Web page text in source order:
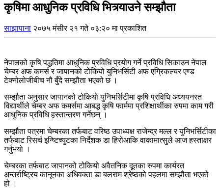
कृषिमा आधुनिक प्रविधि भित्र्याउने सम्झौता
साझापाना २०७५ मंसीर २१ गते ०३:२० मा प्रकाशित
नेपालको कृषि पद्धतिमा आधुनिक प्रविधि प्रयोग गर्ने प्रविधि सिकाउन नेपाल
चेम्बर अफ कमर्स र जापानको टोकियो युनिभर्सिटी अफ एग्रिकल्चर एण्ड
टेक्नोलोजीबीच नौ बुँदे सम्झौता भएको छ ।
सम्झौता अनुसार जापानको टोकियो युनिभर्सिटीमा कृषि प्रविधि अध्ययनरत
विद्यार्थीले चेम्बर अफ कमर्समा आबद्ध कृषि फार्ममा प्रशिक्षार्थीका रुपमा काम गरी
आधुनिक प्रविधि हस्तान्तरण गर्नेछन् ।
सम्झौता पत्रमा चेम्बरका तर्फबाट वरिष्ठ उपाध्यक्ष राजेन्द्र मल्ल र युनिभर्सिटीका
तर्फबाट रिसर्च इन्ष्टिच्युटका निर्देशक डा हिरोआकि वाकामात्सुले आज हस्ताक्षर
गर्नुभयो ।
चेम्बरका तर्फबाट जापानको टोकियो अवैतनिक दूतका रुपमा कार्यरत
अन्तर्राष्ट्रिय कानूनका अधिवक्ता डा बलराम श्रेष्ठको पहलमा सम्झौता भएको
हो ।